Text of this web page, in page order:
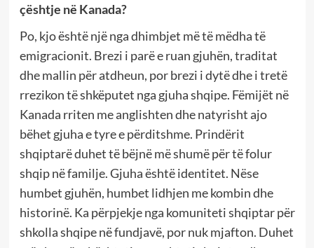
çështje në Kanada?
Po, kjo është një nga dhimbjet më të mëdha të
emigracionit. Brezi i parë e ruan gjuhën, traditat
dhe mallin për atdheun, por brezi i dytë dhe i tretë
rrezikon të shkëputet nga gjuha shqipe. Fëmijët në
Kanada rriten me anglishten dhe natyrisht ajo
bëhet gjuha e tyre e përditshme. Prindërit
shqiptarë duhet të bëjnë më shumë për të folur
shqip në familje. Gjuha është identitet. Nëse
humbet gjuhën, humbet lidhjen me kombin dhe
historinë. Ka përpjekje nga komuniteti shqiptar për
shkolla shqipe në fundjavë, por nuk mjafton. Duhet